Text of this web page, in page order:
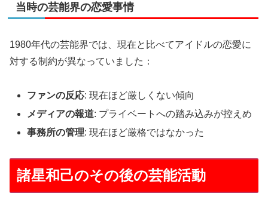
当時の芸能界の恋愛事情
1980年代の芸能界では、現在と比べてアイドルの恋愛に
対する制約が異なっていました：
ファンの反応: 現在ほど厳しくない傾向
メディアの報道: プライベートへの踏み込みが控えめ
事務所の管理: 現在ほど厳格ではなかった
諸星和己のその後の芸能活動